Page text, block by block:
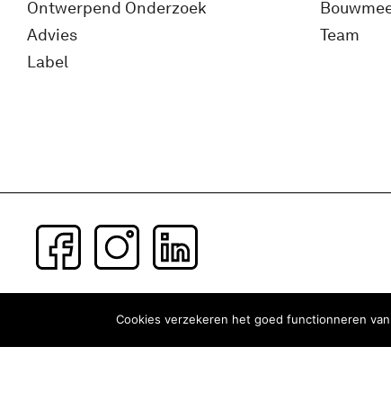
Ontwerpend Onderzoek
Advies
Label
Team
Subscribe to our newsletter
Cookies verzekeren het goed functionneren